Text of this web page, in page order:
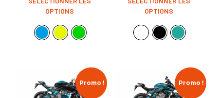
OPTIONS
OPTIONS
Promo ! Promo !